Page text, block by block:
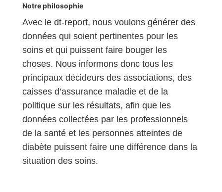
Notre philosophie
Avec le dt-report, nous voulons générer des
données qui soient pertinentes pour les
soins et qui puissent faire bouger les
choses. Nous informons donc tous les
principaux décideurs des associations, des
caisses d’assurance maladie et de la
politique sur les résultats, afin que les
données collectées par les professionnels
de la santé et les personnes atteintes de
diabète puissent faire une différence dans la
situation des soins.